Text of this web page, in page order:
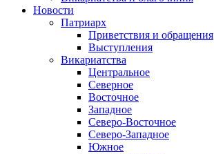
Новости
Патриарх
Приветствия и обращения
Выступления
Викариатства
Центральное
Северное
Восточное
Западное
Северо-Восточное
Северо-Западное
Южное